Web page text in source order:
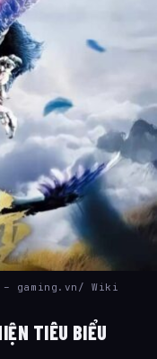
gaming.vn/ Wiki
TIÊU BIỂU